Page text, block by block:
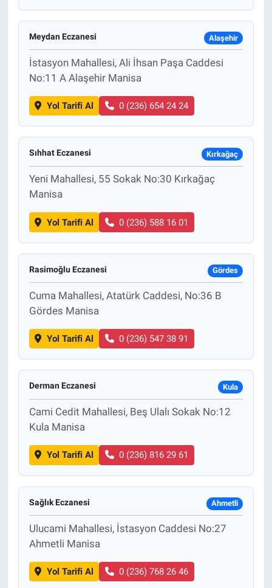
Meydan Eczanesi Alaşehir
İstasyon Mahallesi, Ali İhsan Paşa Caddesi
No:11 A Alaşehir Manisa
Yol Tarifi Al 0 (236) 654 24 24
Sıhhat Eczanesi Kırkağaç
Yeni Mahallesi, 55 Sokak No:30 Kırkağaç
Manisa
Yol Tarifi Al 0 (236) 588 16 01
Rasimoğlu Eczanesi Gördes
Cuma Mahallesi, Atatürk Caddesi, No:36 B
Gördes Manisa
Yol Tarifi Al 0 (236) 547 38 91
Derman Eczanesi Kula
Cami Cedit Mahallesi, Beş Ulalı Sokak No:12
Kula Manisa
Yol Tarifi Al 0 (236) 816 29 61
Sağlık Eczanesi Ahmetli
Ulucami Mahallesi, İstasyon Caddesi No:27
Ahmetli Manisa
Yol Tarifi Al 0 (236) 768 26 46